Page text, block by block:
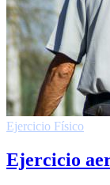
Ejercicio Fí­sico
Ejercicio